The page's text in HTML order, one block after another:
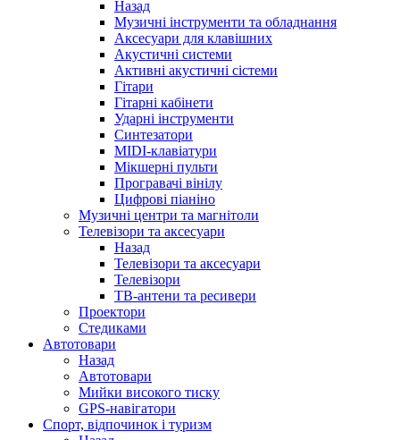
Назад
Музичні інструменти та обладнання
Аксесуари для клавішних
Акустичні системи
Активні акустичні сістеми
Гітари
Гітарні кабінети
Ударні інструменти
Синтезатори
MIDI-клавіатури
Мікшерні пульти
Програвачі вінілу
Цифрові піаніно
Музичні центри та магнітоли
Телевізори та аксесуари
Назад
Телевізори та аксесуари
Телевізори
ТВ-антени та ресивери
Проектори
Стедиками
Автотовари
Назад
Автотовари
Мийки високого тиску
GPS-навігатори
Спорт, відпочинок і туризм